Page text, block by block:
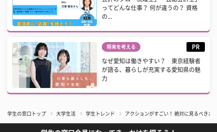
ってどんな仕事？ 何が違うの？ 資格
の...
将来を考える PR
なぜ愛知は働きやすい？ 東京経験者
が語る、暮らしが充実する愛知県の魅
力
学生の窓口トップ 大学生活 学生トレンド アクションがすごい！ 絶対に見るべきお